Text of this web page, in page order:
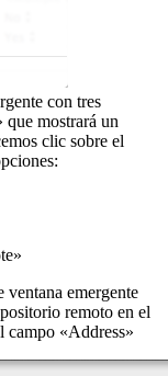
con tres
que mostrará un
clic sobre el
ventana emergente
remoto en el
campo «Address»